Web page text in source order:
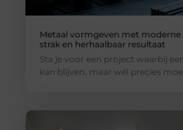
Metaal vormgeven met
strak en herhaalbaar resultaat
Sta je voor een project waarbij
kan blijven, maar wél precies